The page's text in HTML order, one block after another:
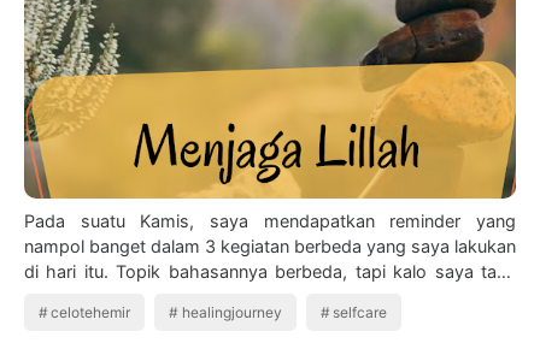
Pada suatu Kamis, saya mendapatkan reminder yang
nampol banget dalam 3 kegiatan berbeda yang saya lakukan
di hari itu. Topik bahasannya berbeda, tapi kalo saya tarik
celotehemir healingjourney selfcare